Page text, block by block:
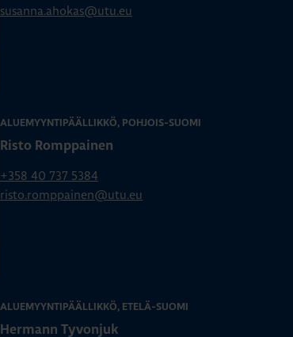
susanna.ahokas@utu.eu
ALUEMYYNTIPÄÄLLIKKÖ, POHJOIS-SUOMI
Risto Romppainen
+358 40 737 5384
risto.romppainen@utu.eu
ALUEMYYNTIPÄÄLLIKKÖ, ETELÄ-SUOMI
Hermann Tyvonjuk